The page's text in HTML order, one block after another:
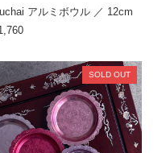
アルミボウル ／ 12cm
SOLD OUT